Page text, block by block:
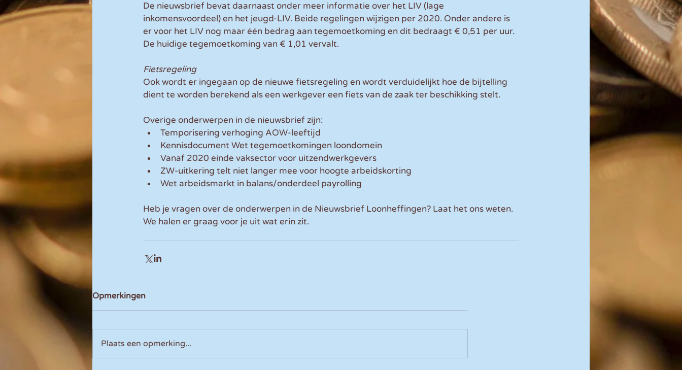
De nieuwsbrief bevat daarnaast onder meer informatie over het LIV (lage
inkomensvoordeel) en het jeugd-LIV. Beide regelingen wijzigen per 2020. Onder andere is
er voor het LIV nog maar één bedrag aan tegemoetkoming en dit bedraagt € 0,51 per uur.
De huidige tegemoetkoming van € 1,01 vervalt.
Fietsregeling
Ook wordt er ingegaan op de nieuwe fietsregeling en wordt verduidelijkt hoe de bijtelling
dient te worden berekend als een werkgever een fiets van de zaak ter beschikking stelt.
Overige onderwerpen in de nieuwsbrief zijn:
Temporisering verhoging AOW-leeftijd
Kennisdocument Wet tegemoetkomingen loondomein
Vanaf 2020 einde vaksector voor uitzendwerkgevers
ZW-uitkering telt niet langer mee voor hoogte arbeidskorting
Wet arbeidsmarkt in balans/onderdeel payrolling
Heb je vragen over de onderwerpen in de Nieuwsbrief Loonheffingen? Laat het ons weten.
We halen er graag voor je uit wat erin zit.
Opmerkingen
Plaats een opmerking...